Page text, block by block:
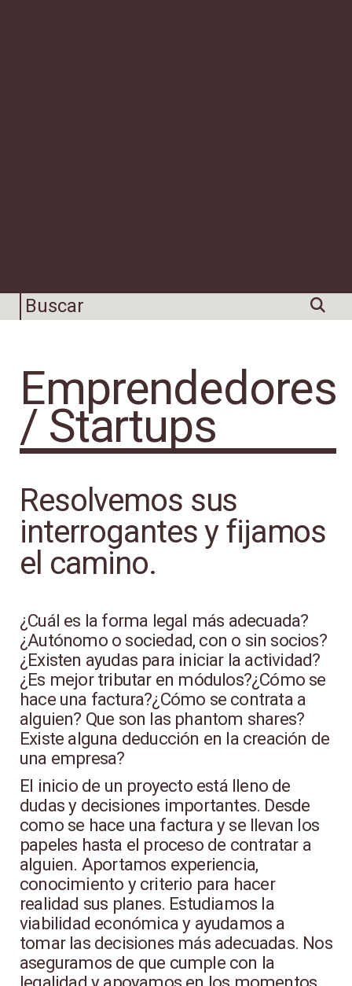
Emprendedores
/ Startups
Resolvemos sus
interrogantes y fijamos
el camino.
¿Cuál es la forma legal más adecuada?
¿Autónomo o sociedad, con o sin socios?
¿Existen ayudas para iniciar la actividad?
¿Es mejor tributar en módulos?¿Cómo se
hace una factura?¿Cómo se contrata a
alguien? Que son las phantom shares?
Existe alguna deducción en la creación de
una empresa?
El inicio de un proyecto está lleno de
dudas y decisiones importantes. Desde
como se hace una factura y se llevan los
papeles hasta el proceso de contratar a
alguien. Aportamos experiencia,
conocimiento y criterio para hacer
realidad sus planes. Estudiamos la
viabilidad económica y ayudamos a
tomar las decisiones más adecuadas. Nos
aseguramos de que cumple con la